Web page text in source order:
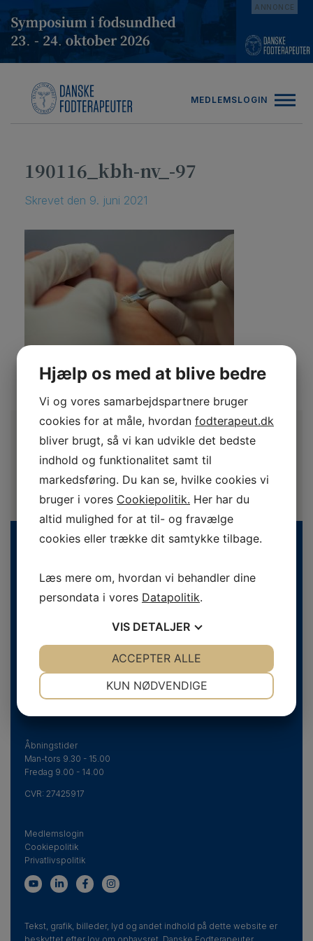
Hop
til
indholdet
ANNONCE
MEDLEMSLOGIN
190116_kbh-nv_-97
Skrevet den 9. juni 2021
Danske Fodterapeuter
Svend Aukens Plads 11, 2. sal
DK-2300 København S
Telefon
+45 43 20 51 20
Åbningstider
Man-tors 9.30 - 15.00
Fredag 9.00 - 14.00
CVR: 27425917
Medlemslogin
Cookiepolitik
Privatlivspolitik
Tekst, grafik, billeder, lyd og andet indhold på dette website er
Hjælp os med at blive bedre
Vi og vores samarbejdspartnere bruger
cookies for at måle, hvordan fodterapeut.dk
bliver brugt, så vi kan udvikle det bedste
indhold og funktionalitet samt til
markedsføring. Du kan se, hvilke cookies vi
bruger i vores Cookiepolitik. Her har du
altid mulighed for at til- og fravælge
cookies eller trække dit samtykke tilbage.
Læs mere om, hvordan vi behandler dine
persondata i vores Datapolitik.
VIS DETALJER
NEJ JA
KUN NØDVENDIGE
ACCEPTER ALLE